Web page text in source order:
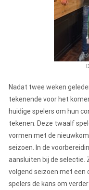
Nadat twee weken
tekenende voor het
huidige spelers om hun
tekenen. Deze twaalf
vormen met de
seizoen. In de
aansluiten bij de selectie.
volgend seizoen met een
spelers de kans om